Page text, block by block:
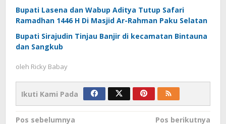
Bupati Lasena dan Wabup Aditya Tutup Safari
Ramadhan 1446 H Di Masjid Ar-Rahman Paku Selatan
Bupati Sirajudin Tinjau Banjir di kecamatan Bintauna
dan Sangkub
oleh Ricky Babay
Ikuti Kami Pada
Pos sebelumnya
Pos berikutnya